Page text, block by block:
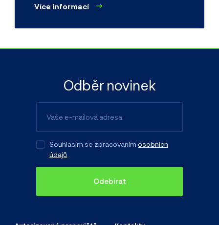
Více informací
Odběr novinek
Souhlasím se zpracováním osobních
údajů
Odebírat